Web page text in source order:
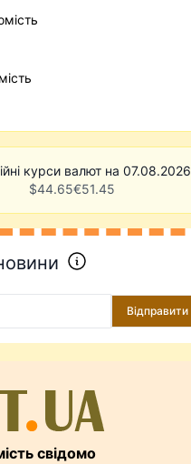
курси валют на 07.08.2026
$44.65€51.45
Відправити
свідомо